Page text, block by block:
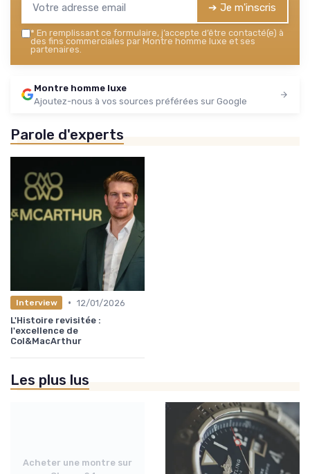
➔ Je m'inscris
* En remplissant ce formulaire, j’accepte d’être contacté(e) à
des fins commerciales par Montre homme luxe et ses
partenaires.
Montre homme luxe
Ajoutez-nous à vos sources préférées sur Google
Parole d'experts
Interview • 12/01/2026
L'Histoire revisitée :
l'excellence de
Col&MacArthur
Les plus lus
Acheter une montre sur